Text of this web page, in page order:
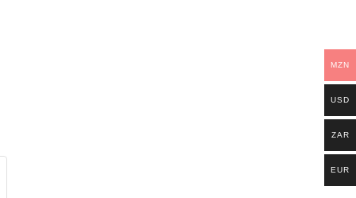
MZN
USD
ZAR
EUR